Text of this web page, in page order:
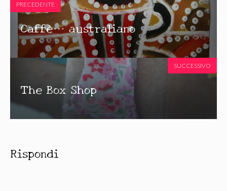
PRECEDENTE
Caffè… australiano
The Box Shop
SUCCESSIVO
Rispondi